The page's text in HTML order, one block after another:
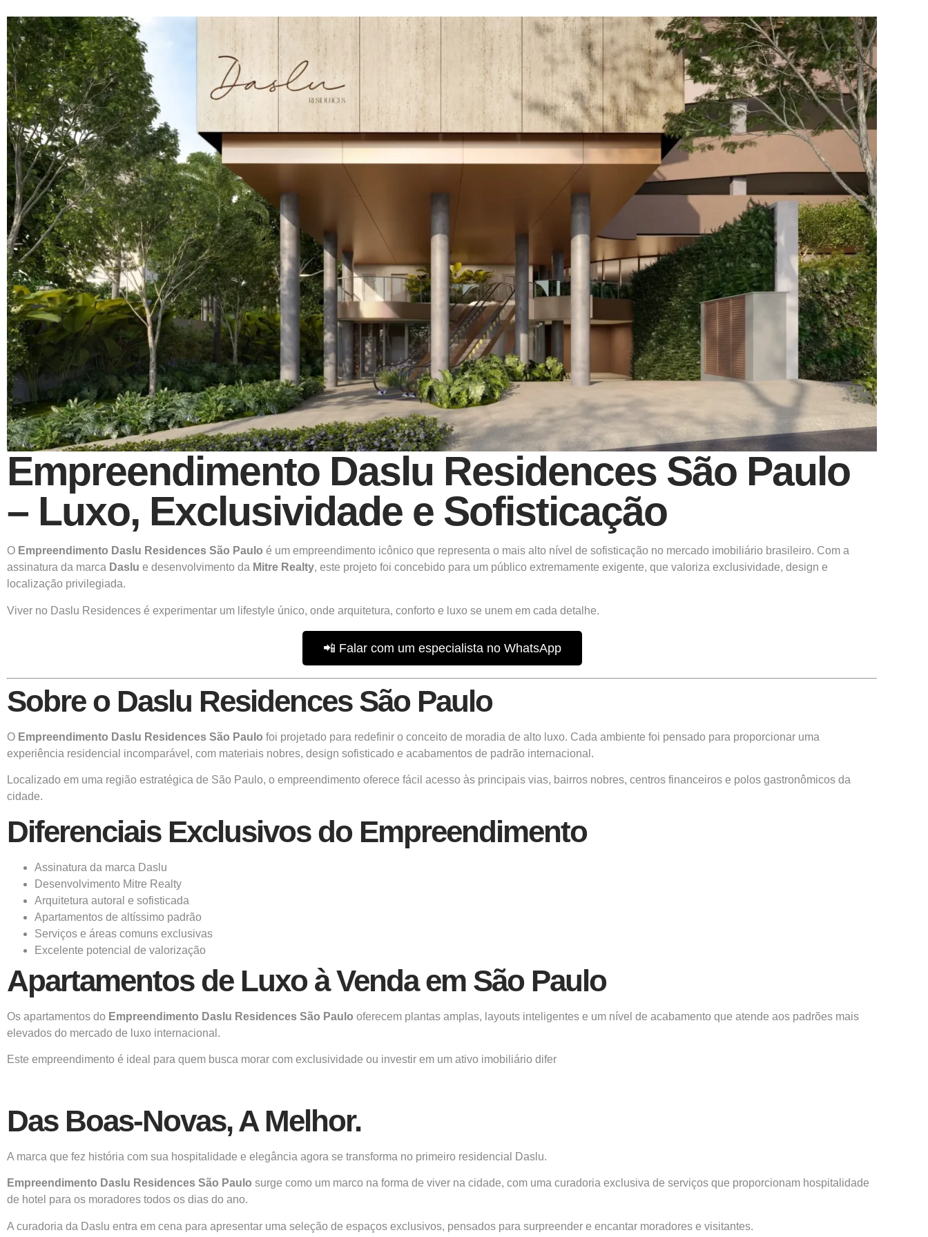
Empreendimento Daslu Residences São Paulo
– Luxo, Exclusividade e Sofisticação
O Empreendimento Daslu Residences São Paulo é um empreendimento icônico que representa o mais alto nível de sofisticação no mercado imobiliário brasileiro. Com a
assinatura da marca Daslu e desenvolvimento da Mitre Realty, este projeto foi concebido para um público extremamente exigente, que valoriza exclusividade, design e
localização privilegiada.
Viver no Daslu Residences é experimentar um lifestyle único, onde arquitetura, conforto e luxo se unem em cada detalhe.
📲 Falar com um especialista no WhatsApp
Sobre o Daslu Residences São Paulo
O Empreendimento Daslu Residences São Paulo foi projetado para redefinir o conceito de moradia de alto luxo. Cada ambiente foi pensado para proporcionar uma
experiência residencial incomparável, com materiais nobres, design sofisticado e acabamentos de padrão internacional.
Localizado em uma região estratégica de São Paulo, o empreendimento oferece fácil acesso às principais vias, bairros nobres, centros financeiros e polos gastronômicos da
cidade.
Diferenciais Exclusivos do Empreendimento
Assinatura da marca Daslu
Desenvolvimento Mitre Realty
Arquitetura autoral e sofisticada
Apartamentos de altíssimo padrão
Serviços e áreas comuns exclusivas
Excelente potencial de valorização
Apartamentos de Luxo à Venda em São Paulo
Os apartamentos do Empreendimento Daslu Residences São Paulo oferecem plantas amplas, layouts inteligentes e um nível de acabamento que atende aos padrões mais
elevados do mercado de luxo internacional.
Este empreendimento é ideal para quem busca morar com exclusividade ou investir em um ativo imobiliário difer
Das Boas-Novas, A Melhor.
A marca que fez história com sua hospitalidade e elegância agora se transforma no primeiro residencial Daslu.
Empreendimento Daslu Residences São Paulo surge como um marco na forma de viver na cidade, com uma curadoria exclusiva de serviços que proporcionam hospitalidade
de hotel para os moradores todos os dias do ano.
A curadoria da Daslu entra em cena para apresentar uma seleção de espaços exclusivos, pensados para surpreender e encantar moradores e visitantes.